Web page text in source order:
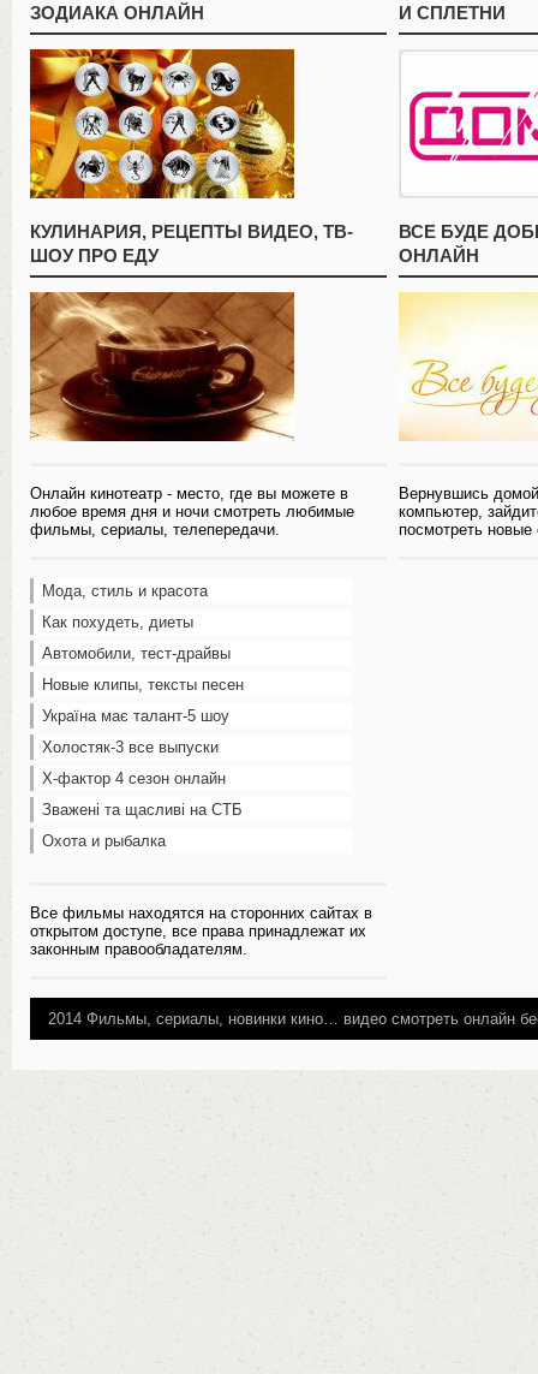
ЗОДИАКА ОНЛАЙН
КУЛИНАРИЯ, РЕЦЕПТЫ ВИДЕО, ТВ-
ШОУ ПРО ЕДУ
Онлайн кинотеатр - место, где вы можете в
любое время дня и ночи смотреть любимые
фильмы, сериалы, телепередачи.
И СПЛЕТНИ
ВСЕ БУДЕ
ОНЛАЙН
Вернувшись
компьютер,
посмотреть
Мода, стиль и красота
Как похудеть, диеты
Автомобили, тест-драйвы
Новые клипы, тексты песен
Україна має талант-5 шоу
Холостяк-3 все выпуски
Х-фактор 4 сезон онлайн
Зважені та щасливі на СТБ
Охота и рыбалка
Все фильмы находятся на сторонних сайтах в
открытом доступе, все права принадлежат их
законным правообладателям.
2014 Фильмы, сериалы, новинки кино… видео смотреть онлайн